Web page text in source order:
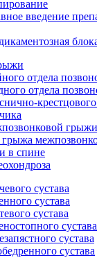
введение
отдела
отдела
грыжи
в спине
сустава
сустава
сустава
сустава
сустава
сустава